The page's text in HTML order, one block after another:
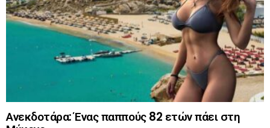
Ανεκδοτάρα: Ένας παππούς 82 ετών πάει στη